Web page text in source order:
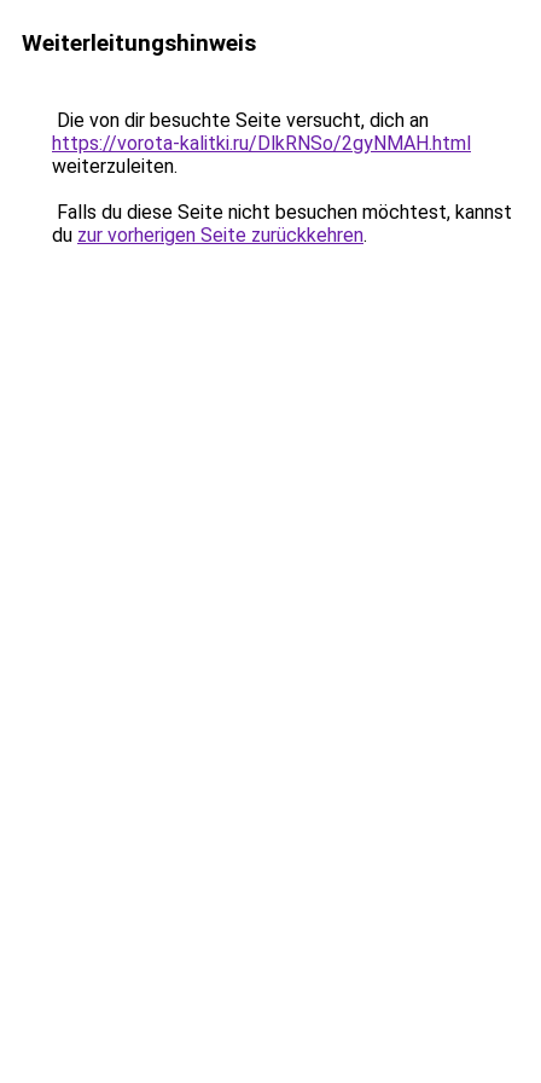
Weiterleitungshinweis
Die von dir besuchte Seite versucht, dich an
https://vorota-kalitki.ru/DlkRNSo/2gyNMAH.html
weiterzuleiten.
Falls du diese Seite nicht besuchen möchtest, kannst
du zur vorherigen Seite zurückkehren.